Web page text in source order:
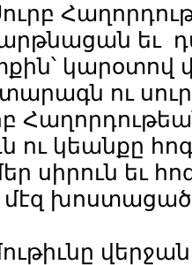
եւ
կարօտով
ու
ու կեանքը
սիրուն եւ
մէզ